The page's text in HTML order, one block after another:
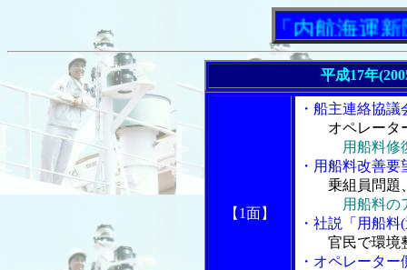
「内航海運新聞」
平成17年
【1面】
・船主連絡協
オペレータ
用船料修
・用船料改善
乗組員問題
用船料の
・社説「用船
官民で環境
・オペレータ